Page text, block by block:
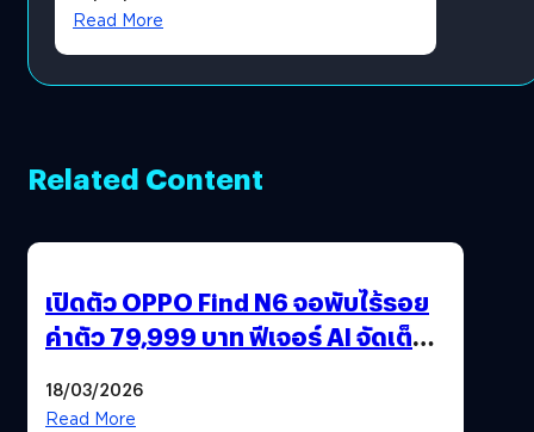
Read More
Related Content
เปิดตัว OPPO Find N6 จอพับไร้รอย
ค่าตัว 79,999 บาท ฟีเจอร์ AI จัดเต็ม
18/03/2026
Read More